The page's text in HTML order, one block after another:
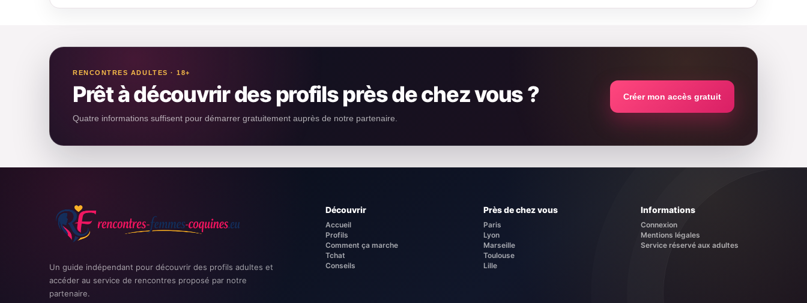
RENCONTRES ADULTES · 18+
Prêt à découvrir des profils près de chez vous ?
Quatre informations suffisent pour démarrer gratuitement auprès de notre partenaire.
Créer mon accès gratuit
Un guide indépendant pour découvrir des profils adultes et
accéder au service de rencontres proposé par notre
partenaire.
Découvrir
Accueil
Profils
Comment ça marche
Tchat
Conseils
Près de chez vous
Paris
Lyon
Marseille
Toulouse
Lille
Informations
Connexion
Mentions légales
Service réservé aux adultes